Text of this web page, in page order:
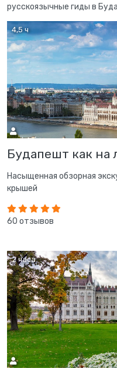
русскоязычные гиды в
4,5 ч
Будапешт как на
Насыщенная обзорная
крышей
60 отзывов
2 часа